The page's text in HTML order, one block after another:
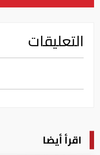
التعليقات
اقرأ أيضا